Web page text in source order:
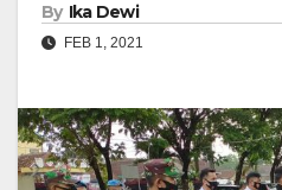
By Ika Dewi
FEB 1, 2021